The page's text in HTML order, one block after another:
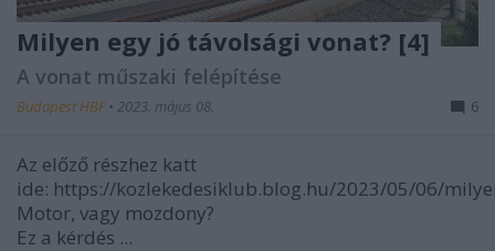
Milyen egy jó távolsági vonat? [4]
A vonat műszaki felépítése
Budapest HBF • 2023. május 08. 6
Az előző részhez katt
ide: https://kozlekedesiklub.blog.hu/2023/05/06/
Motor, vagy mozdony?
Ez a kérdés ...